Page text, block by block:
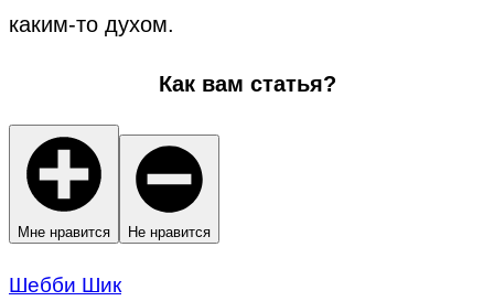
каким-то духом.
Как вам статья?
Мне нравится Не нравится
Шебби Шик